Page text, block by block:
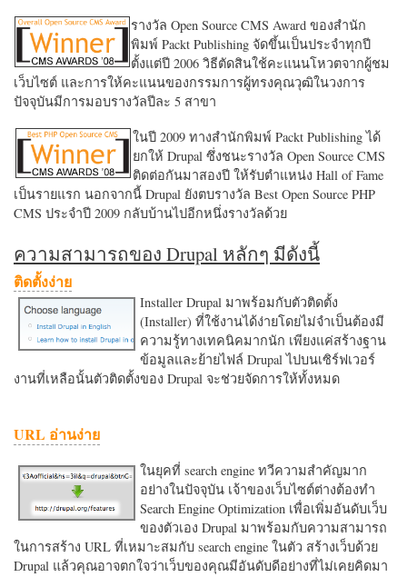
รางวัล Open Source CMS Award ของสำนัก
พิมพ์ Packt Publishing จัดขึ้นเป็นประจำทุกปี
ตั้งแต่ปี 2006 วิธีตัดสินใช้คะแนนโหวตจากผู้ชม
เว็บไซต์ และการให้คะแนนของกรรมการผู้ทรงคุณวุฒิในวงการ
ปัจจุบันมีการมอบรางวัลปีละ 5 สาขา
ในปี 2009 ทางสำนักพิมพ์ Packt Publishing ได้
ยกให้ Drupal ซึ่งชนะรางวัล Open Source CMS
ติดต่อกันมาสองปี ให้รับตำแหน่ง Hall of Fame
เป็นรายแรก นอกจากนี้ Drupal ยังตบรางวัล Best Open Source PHP
CMS ประจำปี 2009 กลับบ้านไปอีกหนึ่งรางวัลด้วย
ความสามารถของ Drupal หลักๆ มีดังนี้
ติดตั้งง่าย
Installer Drupal มาพร้อมกับตัวติดตั้ง
(Installer) ที่ใช้งานได้ง่ายโดยไม่จำเป็นต้องมี
ความรู้ทางเทคนิคมากนัก เพียงแค่สร้างฐาน
ข้อมูลและย้ายไฟล์ Drupal ไปบนเซิร์ฟเวอร์
งานที่เหลือนั้นตัวติดตั้งของ Drupal จะช่วยจัดการให้ทั้งหมด
URL อ่านง่าย
ในยุคที่ search engine ทวีความสำคัญมาก
อย่างในปัจจุบัน เจ้าของเว็บไซต์ต่างต้องทำ
Search Engine Optimization เพื่อเพิ่มอันดับเว็บ
ของตัวเอง Drupal มาพร้อมกับความสามารถ
ในการสร้าง URL ที่เหมาะสมกับ search engine ในตัว สร้างเว็บด้วย
Drupal แล้วคุณอาจตกใจว่าเว็บของคุณมีอันดับดีอย่างที่ไม่เคยคิดมา